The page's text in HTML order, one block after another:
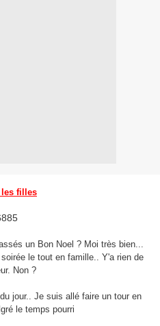
les filles
un Bon Noel ? Moi très bien...
le tout en famille.. Y'a rien de
Non ?
jour.. Je suis allé faire un tour en
le temps pourri